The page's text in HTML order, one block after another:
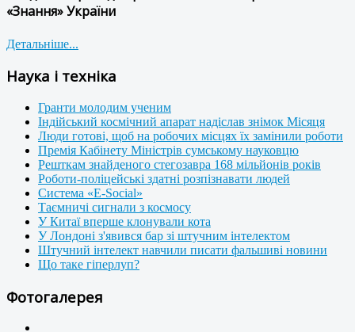
«Знання» України
Детальніше...
Наука і техніка
Гранти молодим ученим
Індійський космічний апарат надіслав знімок Місяця
Люди готові, щоб на робочих місцях їх замінили роботи
Премія Кабінету Міністрів сумському науковцю
Решткам знайденого стегозавра 168 мільйонів років
Роботи-поліцейські здатні розпізнавати людей
Система «E-Social»
Таємничі сигнали з космосу
У Китаї вперше клонували кота
У Лондоні з'явився бар зі штучним інтелектом
Штучний інтелект навчили писати фальшиві новини
Що таке гіперлуп?
Фотогалерея